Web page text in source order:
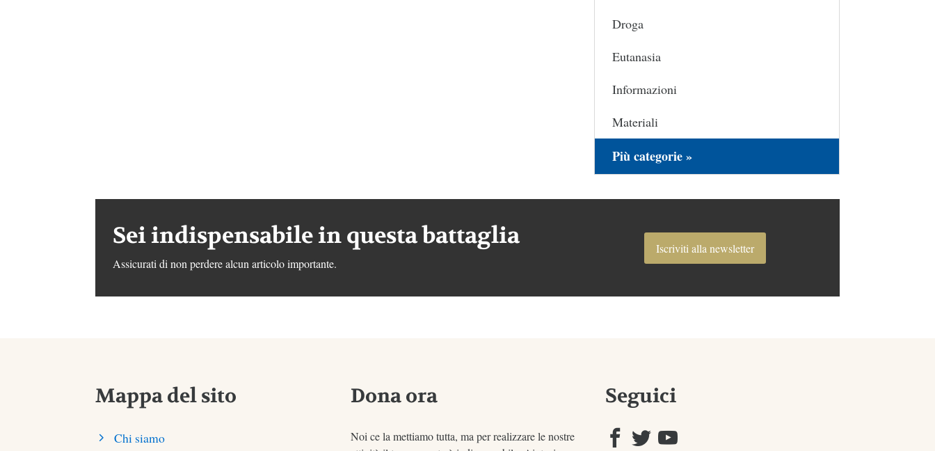
Droga
Eutanasia
Informazioni
Materiali
Più categorie »
Sei indispensabile in questa battaglia
Assicurati di non perdere alcun articolo importante.
Iscriviti alla newsletter
Mappa del sito
Chi siamo
Dona ora
Noi ce la mettiamo tutta, ma per realizzare le nostre
Seguici